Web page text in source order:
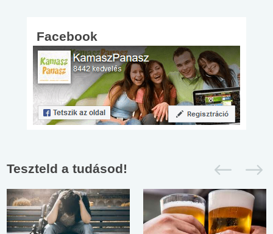
Facebook
Teszteld a tudásod!